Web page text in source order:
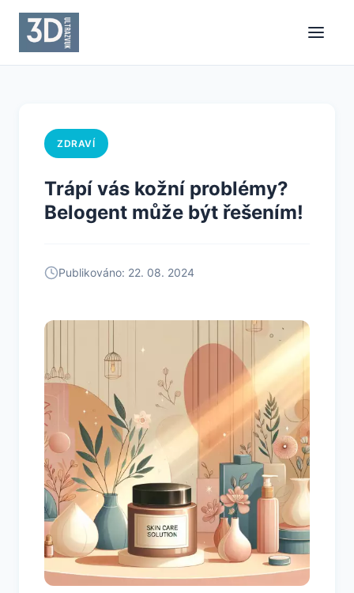
ZDRAVÍ
Trápí vás kožní problémy?
Belogent může být řešením!
Publikováno: 22. 08. 2024